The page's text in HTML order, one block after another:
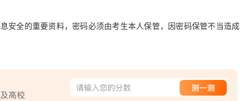
全的重要资料，密码必须由考生本人保管，因密码保管不当造成